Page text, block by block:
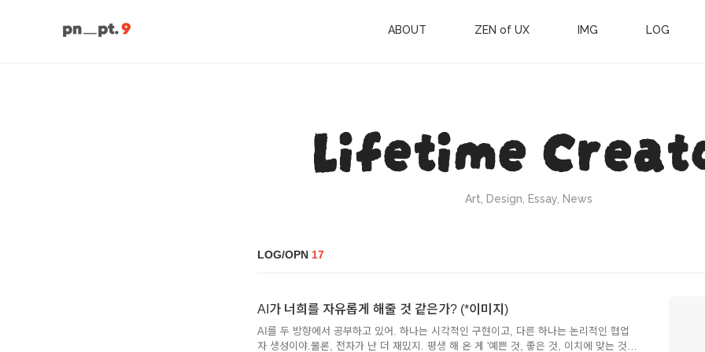
Lifetime
Art, Design, Essay, News
ABOUT ZEN of UX IMG LOG
LOG/OPN 17
AI가 너희를 자유롭게 해줄 것 같은가? (*이미지)
AI를 두 방향에서 공부하고 있어. 하나는 시각적인 구현이고, 다른 하나는 논리적인 협업
자 생성이야.물론, 전자가 난 더 재밌지. 평생 해 온 게 '예쁜 것, 좋은 것, 이치에 맞는 것을